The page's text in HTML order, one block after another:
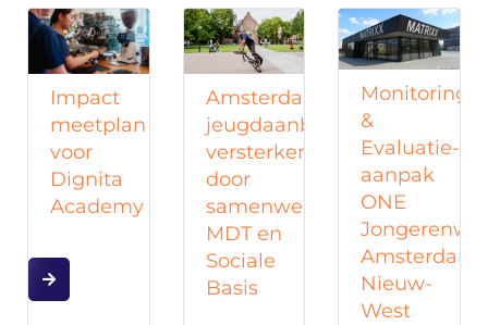
Impact
meetplan
voor
Dignita
Academy
Amsterdams
jeugdaanbod
versterken
door
samenwerking
MDT en
Sociale
Basis
Monitoring
&
Evaluatie-
aanpak
ONE
Amsterdam
Nieuw-
West